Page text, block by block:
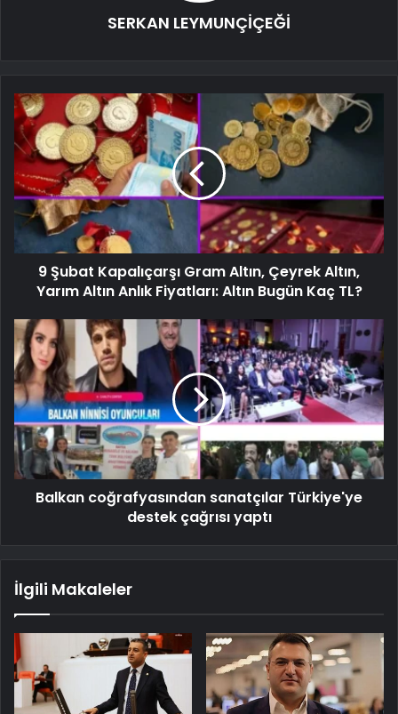
SERKAN LEYMUNÇİÇEĞİ
9 Şubat Kapalıçarşı Gram Altın, Çeyrek Altın,
Yarım Altın Anlık Fiyatları: Altın Bugün Kaç TL?
Balkan coğrafyasından sanatçılar Türkiye'ye
destek çağrısı yaptı
İlgili Makaleler